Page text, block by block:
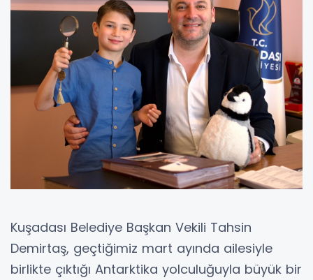
Kuşadası Belediye Başkan Vekili Tahsin
Demirtaş, geçtiğimiz mart ayında ailesiyle
birlikte çıktığı Antarktika yolculuğuyla büyük bir